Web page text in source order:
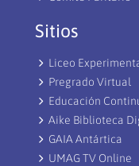
Sitios
Liceo
Pregrado Virtual
Educación
Aike Biblioteca
GAIA Antártica
UMAG TV Online